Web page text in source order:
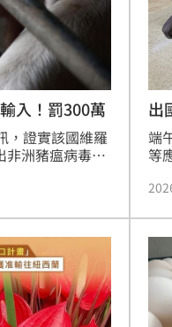
第5」贏日韓 20:57
則不開放荷莫茲
LIVE實力震撼全場
勉參演官兵辛勞
遭打臉仍判罰
ANJELS重現BP神曲
...法官裁定請回 20:39
外交部啟動調查
入！罰300萬
，證實該國維羅
非洲豬瘟病毒核
於今（31）日
蘭活豬及相關豬
律實施退運或銷
出
端
等
境